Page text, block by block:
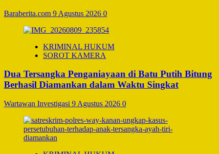
Baraberita.com 9 Agustus 2026 0
KRIMINAL HUKUM
SOROT KAMERA
Dua Tersangka Penganiayaan di Batu Putih Bitung
Berhasil Diamankan dalam Waktu Singkat
Wartawan Investigasi 9 Agustus 2026 0